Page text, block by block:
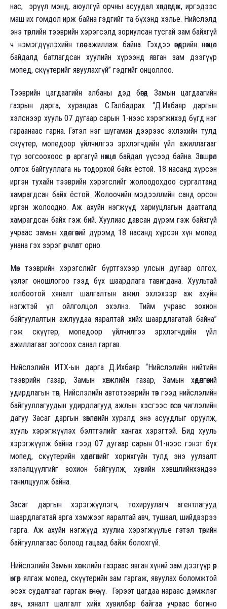
нас, эрүүл мэнд, аюулгүй орчны асуудал хөндөгдөж, иргэдээс
маш их гомдол ирж байна гэдгийг та бүхэнд хэлье. Нийслэлд
энэ төрлийн тээврийн хэрэгсэлд зориулсан тусгай зам байхгүй
ч нэмэгдүүлэхийн төлөө ажиллаж байна. Гэхдээ өнөөдрийн нөхцөл
байдалд батлагдсан хуулийн хүрээнд явган зам дээгүүр
мопед, скүүтерийг явуулахгүй” гэдгийг онцоллоо.
Тээврийн цагдаагийн албаны дэд бөгөөд Замын цагдаагийн
газрын дарга, хурандаа С.Галбадрах “Д.Ихбаяр даргын
хэлснээр хууль 07 дугаар сарын 1-нээс хэрэгжихэд бүгд нэг
гараанаас гарна. Гэтэл нэг шугаман дээрээс эхлэхийн тулд
скүүтер, мопедоор үйлчилгээ эрхлэгчдийн үйл ажиллагааг
түр зогсоохоос өөр аргагүй нөхцөл байдал үүсээд байна. Зөвшөөрөл
олгох байгууллага нь тодорхой байх ёстой. 18 насанд хүрсэн
иргэн тухайн тээврийн хэрэгслийг жолоодохдоо сургалтанд
хамрагдсан байх ёстой. Жолоочийн мэдээллийн санд орсон
иргэн жолоодно. Аж ахуйн нэгжүүд хариуцлагын даатгалд
хамрагдсан байх гэж бий. Хуулиас давсан дүрэм гэж байхгүй
учраас замын хөдөлгөөний дүрэмд 18 насанд хүрсэн хүн мопед
унана гэх зэрэг өөрчлөлт орно.
Мөн тээврийн хэрэгслийг бүртгэхээр улсын дугаар олгох,
үзлэг оношлогоо гээд бүх шаардлага тавигдана. Хуультай
холбоотой хяналт шалгалтын ажил эхлэхээр аж ахуйн
нэгжтэй үл ойлголцол эхэлнэ. Тийм учраас зохион
байгуулалтын ажлуудаа яаралтай хийх шаардлагатай байна”
гэж скүүтер, мопедоор үйлчилгээ эрхлэгчдийн үйл
ажиллагааг зогсоох санал гаргав.
Нийслэлийн ИТХ-ын дарга Д.Ихбаяр “Нийслэлийн нийтийн
тээврийн газар, Замын хөгжлийн газар, Замын хөдөлгөөний
удирдлагын төв, Нийслэлийн автотээврийн төв гээд нийслэлийн
байгууллагуудын удирдлагууд ажлын хэсгээс өгсөн чиглэлийн
дагуу Засаг даргын зөвлөлийн хуралд энэ асуудлыг оруулж,
хууль хэрэгжүүлэх бэлтгэлийг хангах хэрэгтэй. Бид хууль
хэрэгжүүлж байна гээд 07 дугаар сарын 01-нээс гэнэт бүх
мопед, скүүтерийн хөдөлгөөнийг хорихгүйн тулд энэ уулзалт
хэлэлцүүлгийг зохион байгуулж, хувийн хэвшлийнхэндээ
танилцуулж байна.
Засаг даргын хэрэгжүүлэгч, тохируулагч агентлагууд
шаардлагатай арга хэмжээг яаралтай авч, тушаал, шийдвэрээ
гарга. Аж ахуйн нэгжүүд хуулиа хэрэгжүүлье гэтэл төрийн
байгууллагаас болоод гацаад байж болохгүй.
Нийслэлийн Замын хөгжлийн газраас явган хүний зам дээгүүр өөр
өнгөөр ялгаж мопед, скүүтерийн зам гаргаж, явуулах боломжтой
эсэх судалгааг гаргаж өгнө үү. Гэрээт цагдаа нараас дэмжлэг
авч, хяналт шалгалт хийх хувилбар байгаа учраас богино